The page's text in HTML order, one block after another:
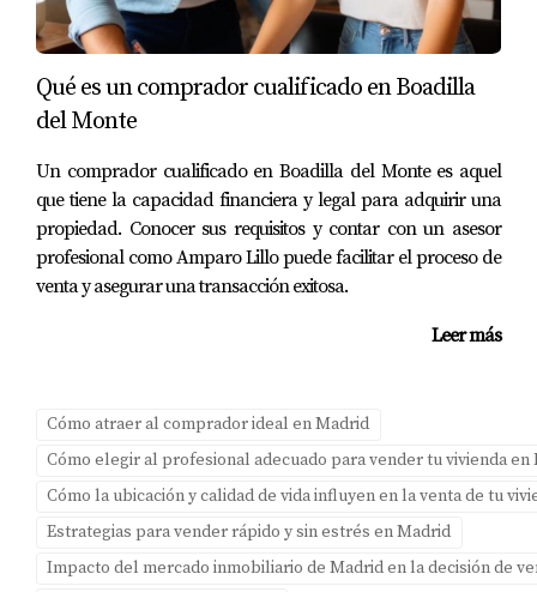
para desconectar durante los fines de semana. Las
publicaciones en redes sociales resaltaron no solo el
diseño contemporáneo del apartamento sino también las
actividades recreativas disponibles en el área, lo cual
resultó en múltiples ofertas dentro de poco tiempo.
Caso 3: La villa rústica con encanto
Una pareja mayor decidió poner a la venta su villa
rústica llena de encanto. Al trabajar con Amparo Lillo, se
implementó una estrategia centrada en contar la historia
nostálgicas y descripciones emotivas atrajo a
compradores que buscaban no solo una casa, sino un
hogar donde crear nuevas memorias.
CONCLUSIÓN
Qué es un comprador cualificado en Boadilla
del Monte
Un comprador cualificado en Boadilla del Monte es aquel
que tiene la capacidad financiera y legal para adquirir una
propiedad. Conocer sus requisitos y contar con un asesor
profesional como Amparo Lillo puede facilitar el proceso de
venta y asegurar una transacción exitosa.
Leer más
Cómo atraer al comprador ideal en Madrid
Cómo elegir al profesional adecuado para vender tu vivienda en
Cómo la ubicación y calidad de vida influyen en la venta de tu
Estrategias para vender rápido y sin estrés en Madrid
Impacto del mercado inmobiliario de Madrid en la decisión de